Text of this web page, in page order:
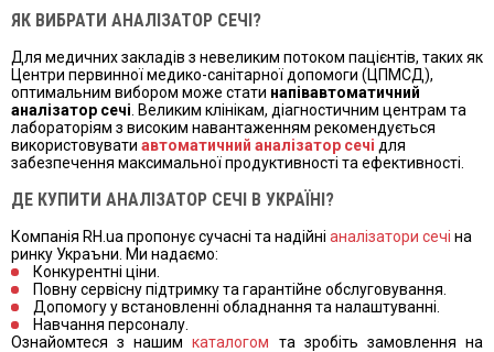
ЯК ВИБРАТИ АНАЛІЗАТОР СЕЧІ?
Для медичних закладів з невеликим потоком пацієнтів, таких як
Центри первинної медико-санітарної допомоги (ЦПМСД),
оптимальним вибором може стати напівавтоматичний
аналізатор сечі. Великим клінікам, діагностичним центрам та
лабораторіям з високим навантаженням рекомендується
використовувати автоматичний аналізатор сечі для
забезпечення максимальної продуктивності та ефективності.
ДЕ КУПИТИ АНАЛІЗАТОР СЕЧІ В УКРАЇНІ?
Компанія RH.ua пропонує сучасні та надійні аналізатори сечі на
ринку Украъни. Ми надаємо:
Конкурентні ціни.
Повну сервісну підтримку та гарантійне обслуговування.
Допомогу у встановленні обладнання та налаштуванні.
Навчання персоналу.
Ознайомтеся з нашимкаталогом та зробіть замовлення на